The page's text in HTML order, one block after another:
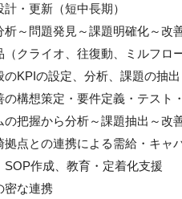
計・更新（短中長期）
析～問題発見～課題明確化～改
クライオ、往復動、ミルフロ
のKPIの設定、分析、課題の抽出
の構想策定・要件定義・テスト
把握から分析～課題抽出～改
拠点との連携による需給・キャ
SOP作成、教育・定着化支援
密な連携